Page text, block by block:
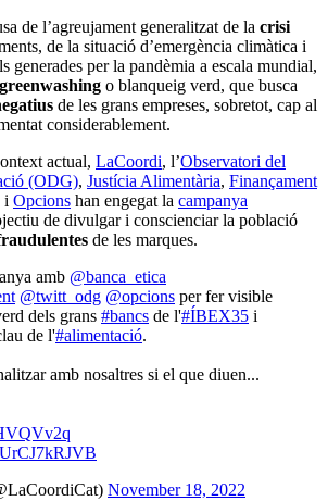
de l’agreujament generalitzat de la crisi
de la situació d’emergència climàtica i
generades per la pandèmia a escala mundial,
greenwashing o blanqueig verd, que busca
de les grans empreses, sobretot, cap al
considerablement.
actual, LaCoordi, l’Observatori del
(ODG), Justícia Alimentària, Finançament
i Opcions han engegat la campanya
de divulgar i conscienciar la població
de les marques.
amb @banca_etica
@twitt_odg @opcions per fer visible
dels grans #bancs de l'#ÍBEX35 i
de l'#alimentació.
amb nosaltres si el que diuen...
November 18, 2022